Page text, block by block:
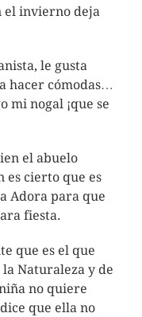
el invierno deja
le gusta
hacer cómodas…
mi nogal ¡que se
el abuelo
es cierto que es
Adora para que
fiesta.
que es el que
Naturaleza y de
no quiere
que ella no